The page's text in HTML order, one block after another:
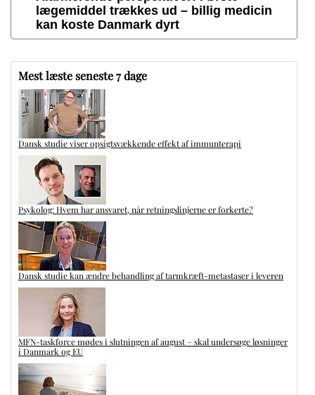
lægemiddel trækkes ud – billig medicin
kan koste Danmark dyrt
Mest læste seneste 7 dage
Dansk studie viser opsigtsvækkende effekt af immunterapi
Psykolog: Hvem har ansvaret, når retningslinjerne er forkerte?
Dansk studie kan ændre behandling af tarmkræft-metastaser i leveren
MFN-taskforce mødes i slutningen af august – skal undersøge løsninger
i Danmark og EU